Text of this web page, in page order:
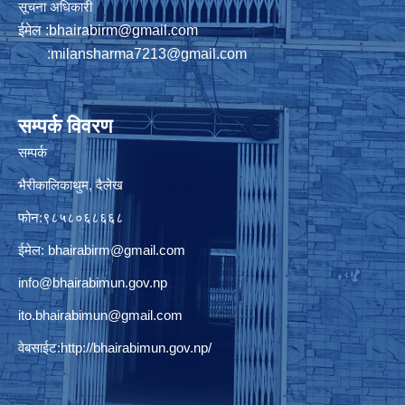
सूचना अधिकारी
ईमेल :bhairabirm@gmail.com
:milansharma7213@gmail.com
सम्पर्क विवरण
सम्पर्क
भैरीकालिकाथुम, दैलेख
फोन:९८५८०६८६६८
ईमेल: bhairabirm@gmail.com
info@bhairabimun.gov.np
ito.bhairabimun@gmail.com
वेबसाईट:http://bhairabimun.gov.np/